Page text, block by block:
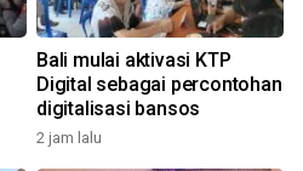
Bali mulai aktivasi KTP
Digital sebagai percontohan
digitalisasi bansos
2 jam lalu